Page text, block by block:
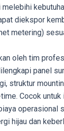
diekspor
metering)
oleh tim
panel
struktur
Cocok untuk
operasional
hijau dan